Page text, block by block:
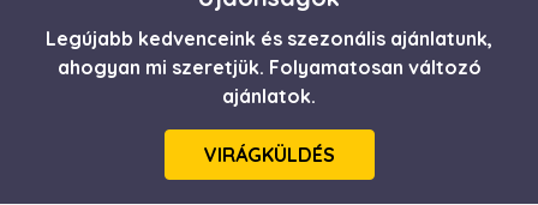
Itt a nyár! Frissesség, üdeség csokorba szedve.
Minőségi, gyors virágküldés egyenesen házhoz
szállítva.
RÉSZLETEK
Legújabb kedvenceink és szezonális ajánlatunk,
ahogyan mi szeretjük. Folyamatosan változó
ajánlatok.
VIRÁGKÜLDÉS